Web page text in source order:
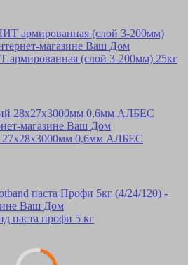
(слой 3-200мм) 25кг
0,6мм АЛБЕС
паста профи 5 кг